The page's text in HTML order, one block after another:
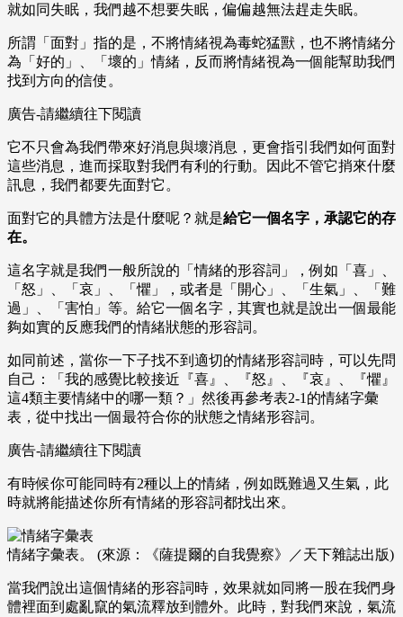
就如同失眠，我們越不想要失眠，偏偏越無法趕走失眠。
所謂「面對」指的是，不將情緒視為毒蛇猛獸，也不將情緒分
為「好的」、「壞的」情緒，反而將情緒視為一個能幫助我們
找到方向的信使。
廣告-請繼續往下閱讀
它不只會為我們帶來好消息與壞消息，更會指引我們如何面對
這些消息，進而採取對我們有利的行動。因此不管它捎來什麼
訊息，我們都要先面對它。
面對它的具體方法是什麼呢？就是給它一個名字，承認它的存
在。
這名字就是我們一般所說的「情緒的形容詞」，例如「喜」、
「怒」、「哀」、「懼」，或者是「開心」、「生氣」、「難
過」、「害怕」等。給它一個名字，其實也就是說出一個最能
夠如實的反應我們的情緒狀態的形容詞。
如同前述，當你一下子找不到適切的情緒形容詞時，可以先問
自己：「我的感覺比較接近『喜』、『怒』、『哀』、『懼』
這4類主要情緒中的哪一類？」然後再參考表2-1的情緒字彙
表，從中找出一個最符合你的狀態之情緒形容詞。
廣告-請繼續往下閱讀
有時候你可能同時有2種以上的情緒，例如既難過又生氣，此
時就將能描述你所有情緒的形容詞都找出來。
情緒字彙表。 (來源：《薩提爾的自我覺察》／天下雜誌出版)
當我們說出這個情緒的形容詞時，效果就如同將一股在我們身
體裡面到處亂竄的氣流釋放到體外。此時，對我們來說，氣流